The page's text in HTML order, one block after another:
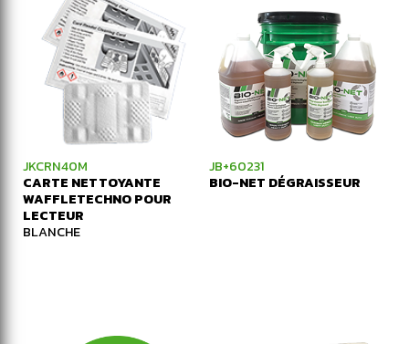
JKCRN40M
CARTE NETTOYANTE
WAFFLETECHNO POUR
LECTEUR
BLANCHE
JB+60231
BIO-NET DÉGRAISSEUR